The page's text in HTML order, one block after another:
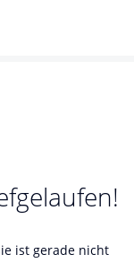
ist gerade nicht